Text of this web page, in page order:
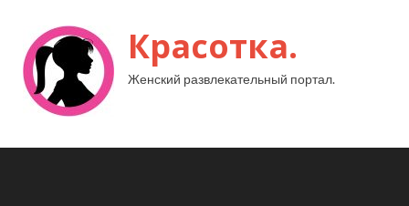
Красотка.
Женский развлекательный портал.